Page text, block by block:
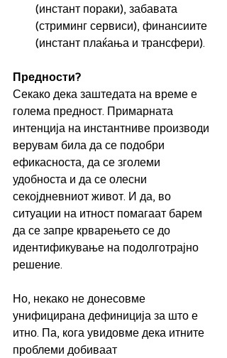
(инстант пораки), забавата
(стриминг сервиси), финансиите
(инстант плаќања и трансфери).
Предности?
Секако дека заштедата на време е
голема предност. Примарната
интенција на инстантниве производи
верувам била да се подобри
ефикасноста, да се зголеми
удобноста и да се олесни
секојдневниот живот. И да, во
ситуации на итност помагаат барем
да се запре крварењето се до
идентификување на подолготрајно
решение.
Но, некако не донесовме
унифицирана дефиниција за што е
итно. Па, кога увидовме дека итните
проблеми добиваат